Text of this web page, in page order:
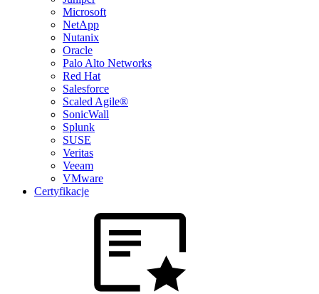
Microsoft
NetApp
Nutanix
Oracle
Palo Alto Networks
Red Hat
Salesforce
Scaled Agile®
SonicWall
Splunk
SUSE
Veritas
Veeam
VMware
Certyfikacje